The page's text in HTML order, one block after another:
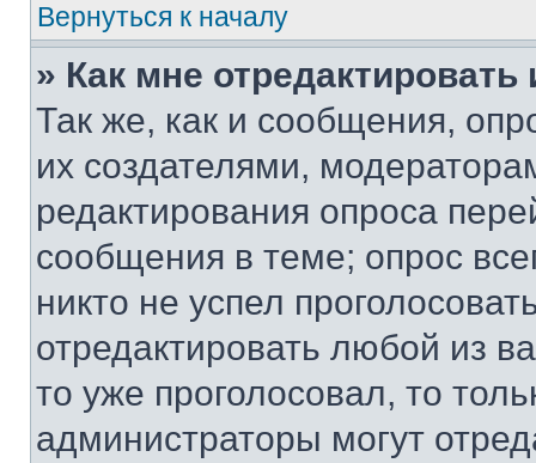
Вернуться к началу
» Как мне
Так же, как и сообщения,
их создателями,
редактирования опроса
сообщения в теме; опрос
никто не успел
отредактировать любой из
то уже проголосовал, то
администраторы могут